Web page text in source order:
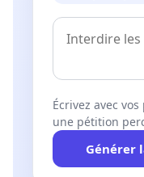
Écrivez avec
une pétition
Générer